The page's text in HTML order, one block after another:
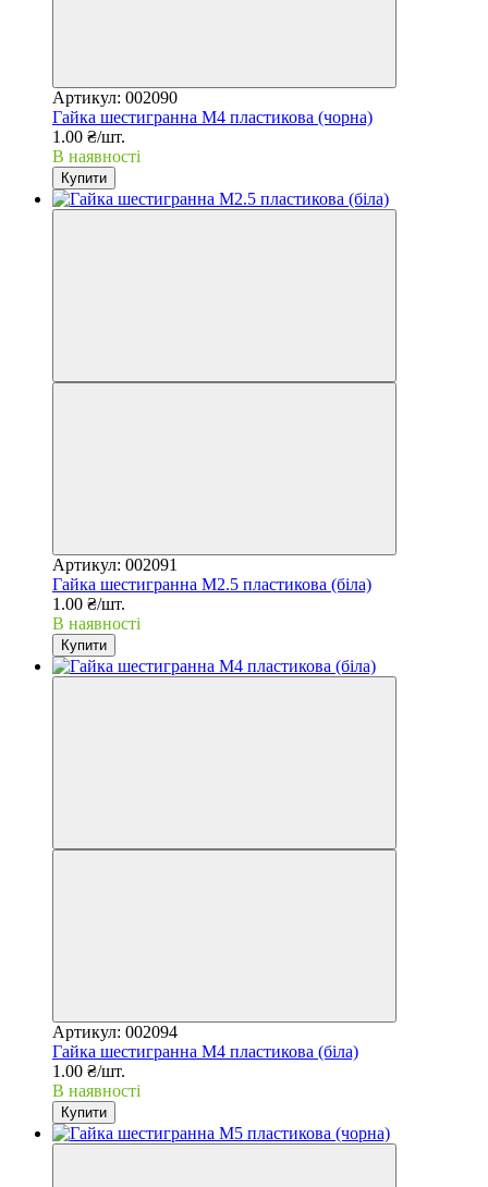
Артикул: 002090
Гайка шестигранна М4 пластикова (чорна)
1.00 ₴/шт.
В наявності
Купити
Артикул: 002091
Гайка шестигранна М2.5 пластикова (біла)
1.00 ₴/шт.
В наявності
Купити
Артикул: 002094
Гайка шестигранна М4 пластикова (біла)
1.00 ₴/шт.
В наявності
Купити